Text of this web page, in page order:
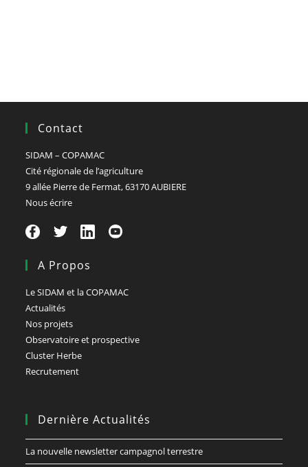
Contact
SIDAM – COPAMAC
Cité régionale de l’agriculture
9 allée Pierre de Fermat, 63170 AUBIERE
Nous écrire
A Propos
Le SIDAM et la COPAMAC
Actualités
Nos projets
Observatoire et prospective
Cluster Herbe
Recrutement
Dernière Actualités
La nouvelle newsletter campagnol terrestre